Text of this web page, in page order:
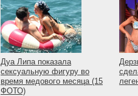
Дуа Липа показала
сексуальную фигуру во
время медового месяца (15
ФОТО)